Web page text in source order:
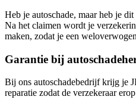
Heb je autoschade, maar heb je
Na het claimen wordt je
maken, zodat je een
Garantie bij
Bij ons autoschadebedrijf krijg je
reparatie zodat de verzekeraar